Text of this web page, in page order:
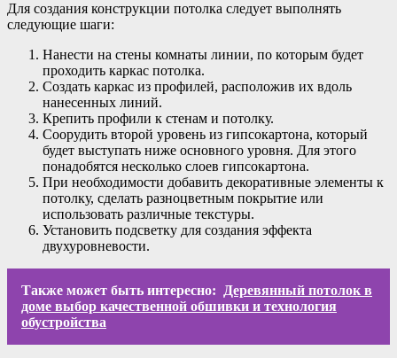
Для создания конструкции потолка следует выполнять
следующие шаги:
Нанести на стены комнаты линии, по которым будет
проходить каркас потолка.
Создать каркас из профилей, расположив их вдоль
нанесенных линий.
Крепить профили к стенам и потолку.
Соорудить второй уровень из гипсокартона, который
будет выступать ниже основного уровня. Для этого
понадобятся несколько слоев гипсокартона.
При необходимости добавить декоративные элементы к
потолку, сделать разноцветным покрытие или
использовать различные текстуры.
Установить подсветку для создания эффекта
двухуровневости.
Также может быть интересно:
Деревянный потолок в
доме выбор качественной обшивки и технология
обустройства